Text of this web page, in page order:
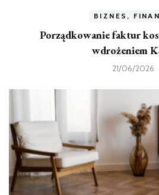
BIZNES,
Porządkowanie faktur
wdrożeniem
21/06/2026